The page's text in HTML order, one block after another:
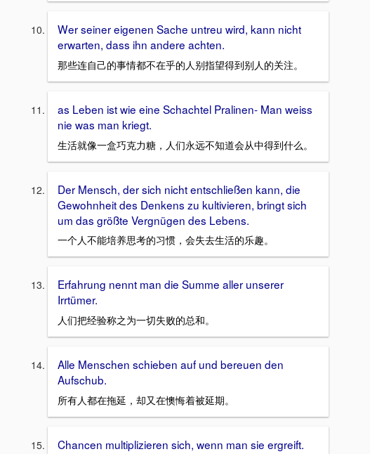
Wer seiner eigenen Sache untreu wird, kann nicht
erwarten, dass ihn andere achten.
那些连自己的事情都不在乎的人别指望得到别人的关注。
as Leben ist wie eine Schachtel Pralinen- Man weiss
nie was man kriegt.
生活就像一盒巧克力糖，人们永远不知道会从中得到什么。
Der Mensch, der sich nicht entschließen kann, die
Gewohnheit des Denkens zu kultivieren, bringt sich
um das größte Vergnügen des Lebens.
一个人不能培养思考的习惯，会失去生活的乐趣。
Erfahrung nennt man die Summe aller unserer
Irrtümer.
人们把经验称之为一切失败的总和。
Alle Menschen schieben auf und bereuen den
Aufschub.
所有人都在拖延，却又在懊悔着被延期。
Chancen multiplizieren sich, wenn man sie ergreift.